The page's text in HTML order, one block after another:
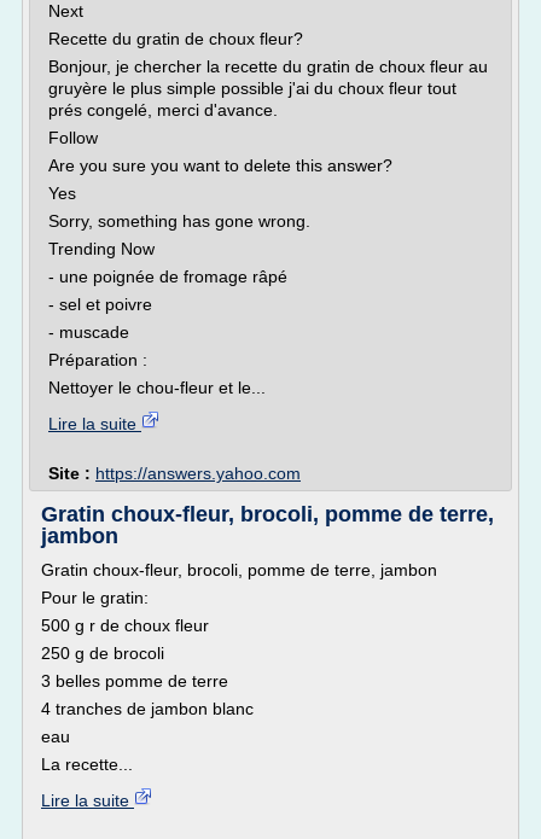
Next
Recette du gratin de choux fleur?
Bonjour, je chercher la recette du gratin de choux fleur au
gruyère le plus simple possible j'ai du choux fleur tout
prés congelé, merci d'avance.
Follow
Are you sure you want to delete this answer?
Yes
Sorry, something has gone wrong.
Trending Now
- une poignée de fromage râpé
- sel et poivre
- muscade
Préparation :
Nettoyer le chou-fleur et le...
Lire la suite
Site : https://answers.yahoo.com
Gratin choux-fleur, brocoli, pomme de terre,
jambon
Gratin choux-fleur, brocoli, pomme de terre, jambon
Pour le gratin:
500 g r de choux fleur
250 g de brocoli
3 belles pomme de terre
4 tranches de jambon blanc
eau
La recette...
Lire la suite